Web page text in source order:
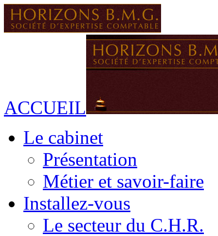
ACCUEIL
Le cabinet
Présentation
Métier et savoir-faire
Installez-vous
Le secteur du C.H.R.